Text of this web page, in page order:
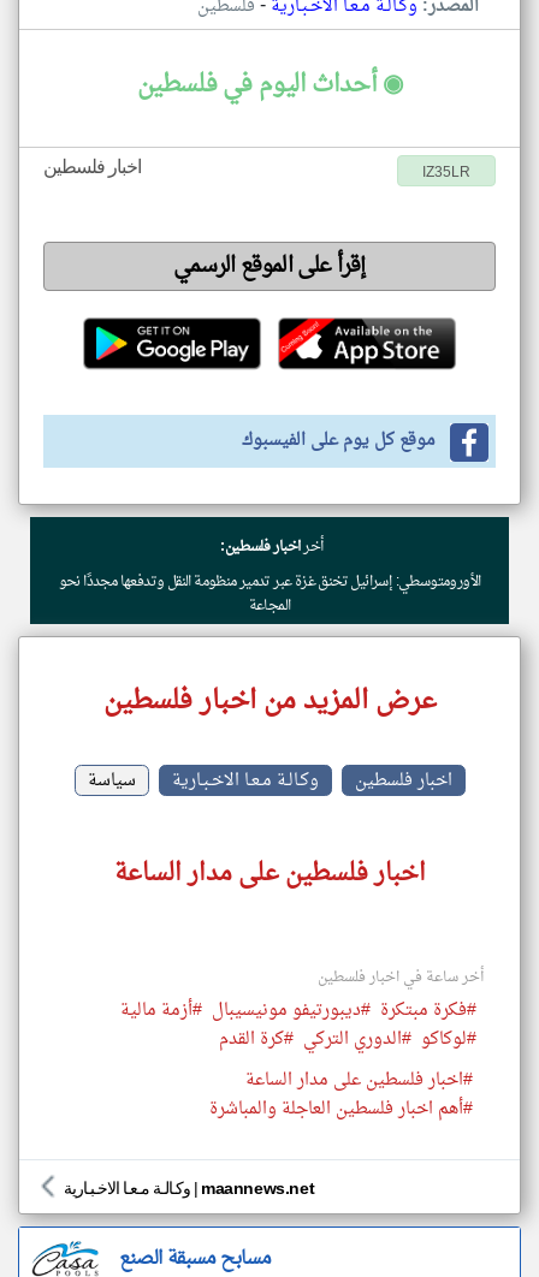
◉ أحداث اليوم في فلسطين
اخبار فلسطين IZ35LR
إقرأ على الموقع الرسمي
موقع كل يوم على الفيسبوك
أخراخبار فلسطين:
الأورومتوسطي: إسرائيل تخنق غزة عبر تدمير منظومة النقل وتدفعها مجددًا نحو
المجاعة
عرض المزيد من اخبار فلسطين
اخبار فلسطين وكـالـة مـعـا الاخـبـارية سياسة
اخبار فلسطين على مدار الساعة
أخر ساعة في اخبار فلسطين
#فكرة مبتكرة #ديبورتيفو مونيسيبال #أزمة مالية
#لوكاكو #الدوري التركي #كرة القدم
#اخبار فلسطين على مدار الساعة
#أهم اخبار فلسطين العاجلة والمباشرة
وكـالـة مـعـا الاخـبـارية | maannews.net
مسابح مسبقة الصنع